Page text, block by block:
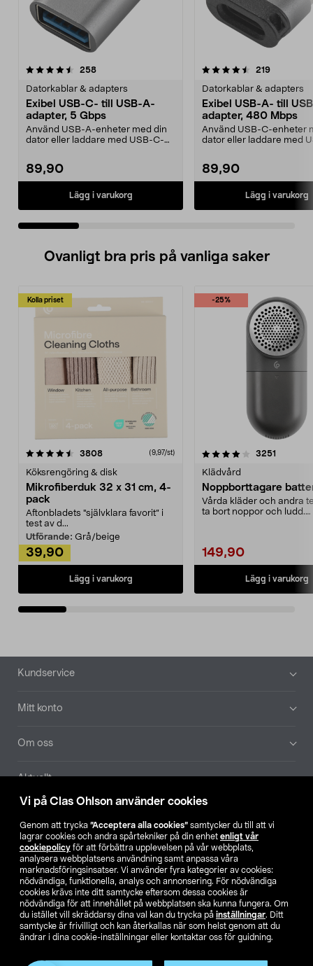
Vi på Clas Ohlson använder cookies
Genom att trycka ”Acceptera alla cookies” samtycker du till att vi
lagrar cookies och andra spårtekniker på din enhet enligt vår
cookiepolicy för att förbättra upplevelsen på vår webbplats,
analysera webbplatsens användning samt anpassa våra
marknadsföringsinsatser. Vi använder fyra kategorier av cookies:
nödvändiga, funktionella, analys och annonsering. För nödvändiga
cookies krävs inte ditt samtycke eftersom dessa cookies är
nödvändiga för att innehållet på webbplatsen ska kunna fungera. Om
du istället vill skräddarsy dina val kan du trycka på inställningar. Ditt
samtycke är frivilligt och kan återkallas när som helst genom att du
ändrar i dina cookie-inställningar eller kontaktar oss för guidning.
258recensioner
Datorkablar & adapters
Exibel USB-C- till USB-A-
adapter, 5 Gbps
Använd USB-A-enheter med din
dator eller laddare med USB-C-
89,90
Lägg i varukorg
4.5 av 5 stjärnor 219
Datorkablar & adapters
Exibel USB-A- till
adapter, 480 Mbps
Använd USB-C-enheter
dator eller laddare med
89,90
Lägg i varukorg
4.0 av 5 stjärnor
Ovanligt bra pris på vanliga saker
Kolla priset
3808recensioner (9,97/st)
Köksrengöring & disk
Mikrofiberduk 32 x 31 cm, 4-
pack
Aftonbladets "självklara favorit” i
test av d...
Utförande: Grå/beige
39,90
Lägg i varukorg
-25%
4.0av 5 stjärnor 3251
Klädvård
Noppborttagare
Vårda kläder och andra
ta bort noppor och ludd.
149,90
Lägg i varukorg
4.5av 5 stjärnor
Sidfot
Kundservice
Mitt konto
Om oss
Aktuellt
Hitta butik
SE NO FI